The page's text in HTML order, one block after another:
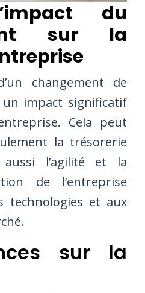
du
sur la
changement de
impact significatif
Cela peut
la trésorerie
aussi l’agilité et la
de l’entreprise
technologies et aux
sur la